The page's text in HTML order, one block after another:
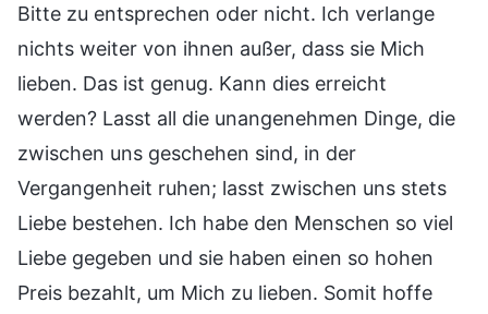
Bitte zu entsprechen oder nicht. Ich verlange
nichts weiter von ihnen außer, dass sie Mich
lieben. Das ist genug. Kann dies erreicht
werden? Lasst all die unangenehmen Dinge, die
zwischen uns geschehen sind, in der
Vergangenheit ruhen; lasst zwischen uns stets
Liebe bestehen. Ich habe den Menschen so viel
Liebe gegeben und sie haben einen so hohen
Preis bezahlt, um Mich zu lieben. Somit hoffe